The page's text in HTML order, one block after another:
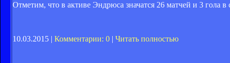
Отметим, что в активе Эндрюса значатся 26 матчей и 3 гола
10.03.2015 | Комментарии: 0 | Читать полностью